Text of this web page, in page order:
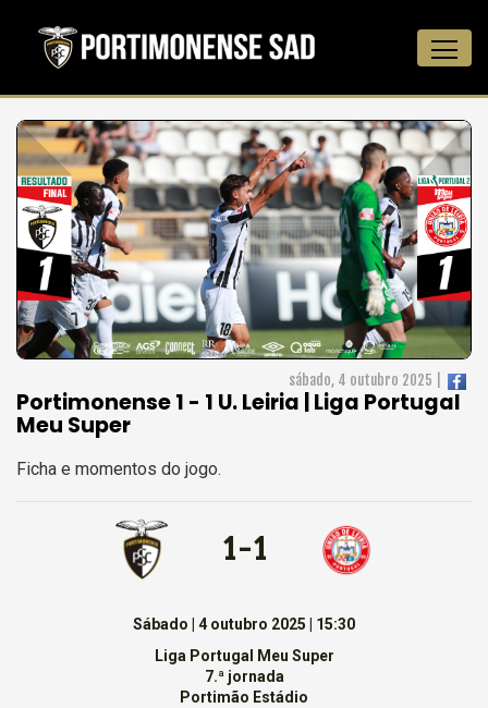
sábado, 4 outubro 2025 |
Portimonense 1 - 1 U. Leiria | Liga Portugal
Meu Super
Ficha e momentos do jogo.
1 - 1
Sábado | 4 outubro 2025 | 15:30
Liga Portugal Meu Super
7.ª jornada
Portimão Estádio